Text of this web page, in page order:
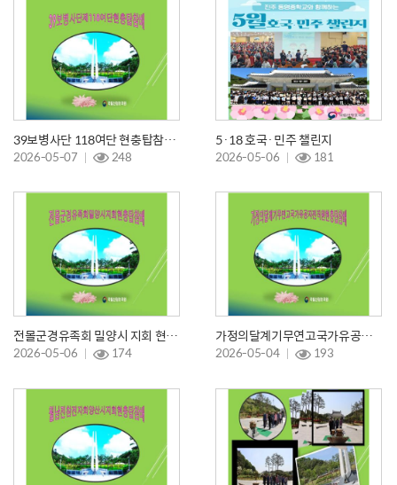
39보병사단 118여단 현충탑참배 및 선양행사
2026-05-07 248
5·18 호국·민주 챌린지
2026-05-06 181
전몰군경유족회 밀양시 지회 현충탑 참배
2026-05-06 174
가정의달계기무연고국가유공자 전직원 현충탑참배
2026-05-04 193